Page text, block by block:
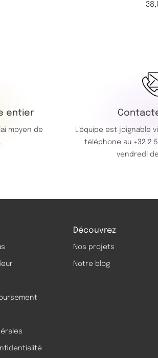
entier
moyen de
L’équipe est joignable
téléphone au +32 2
vendredi de
Découvrez
Nos projets
Notre blog